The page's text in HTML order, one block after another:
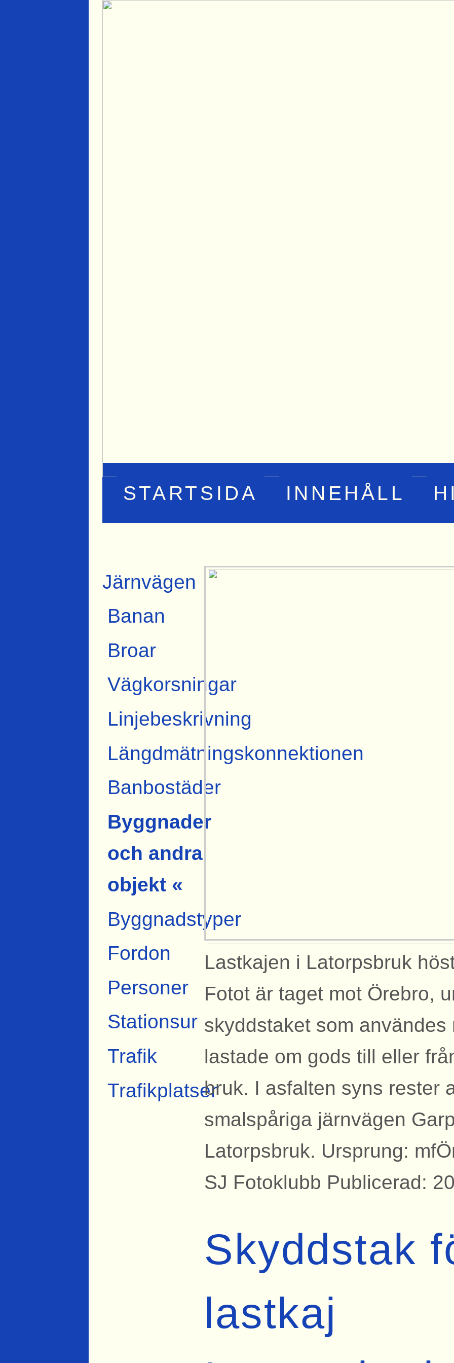
STARTSIDA INNEHÅLL
Järnvägen
Banan
Broar
Vägkorsningar
Linjebeskrivning
Längdmätningskonnektionen
Banbostäder
Byggnader
och andra
objekt «
Byggnadstyper
Fordon
Personer
Stationsur
Trafik
Trafikplatser
Lastkajen i Latorpsbruk
Fotot är taget mot Örebro,
skyddstaket som användes
lastade om gods till eller
bruk. I asfalten syns rester
smalspåriga järnvägen
Latorpsbruk. Ursprung:
SJ Fotoklubb Publicerad:
Skyddstak
lastkaj